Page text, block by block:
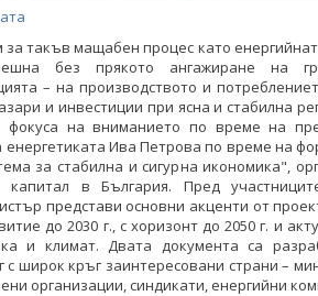
за такъв мащабен процес като
без прякото ангажиране на
– на производството и
и инвестиции при ясна и стабилна
на вниманието по време на
Ива Петрова по време на
за стабилна и сигурна икономика",
капитал в България. Пред
представи основни акценти от
до 2030 г., с хоризонт до 2050 г. и
и климат. Двата документа са
с широк кръг заинтересовани страни –
организации, синдикати, енергийни